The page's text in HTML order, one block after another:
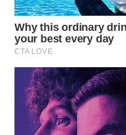
TEBING
TINGGI
WN
WN
KARAWANG